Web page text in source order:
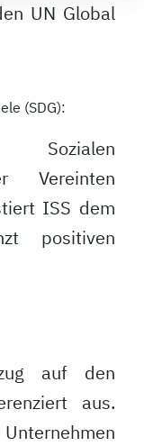
UN Global
(SDG):
Vereinten
ISS dem
positiven
auf den
aus.